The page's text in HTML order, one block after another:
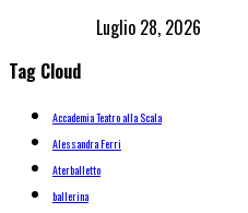
Luglio 28, 2026
Tag Cloud
Accademia Teatro alla Scala
Alessandra Ferri
Aterballetto
ballerina